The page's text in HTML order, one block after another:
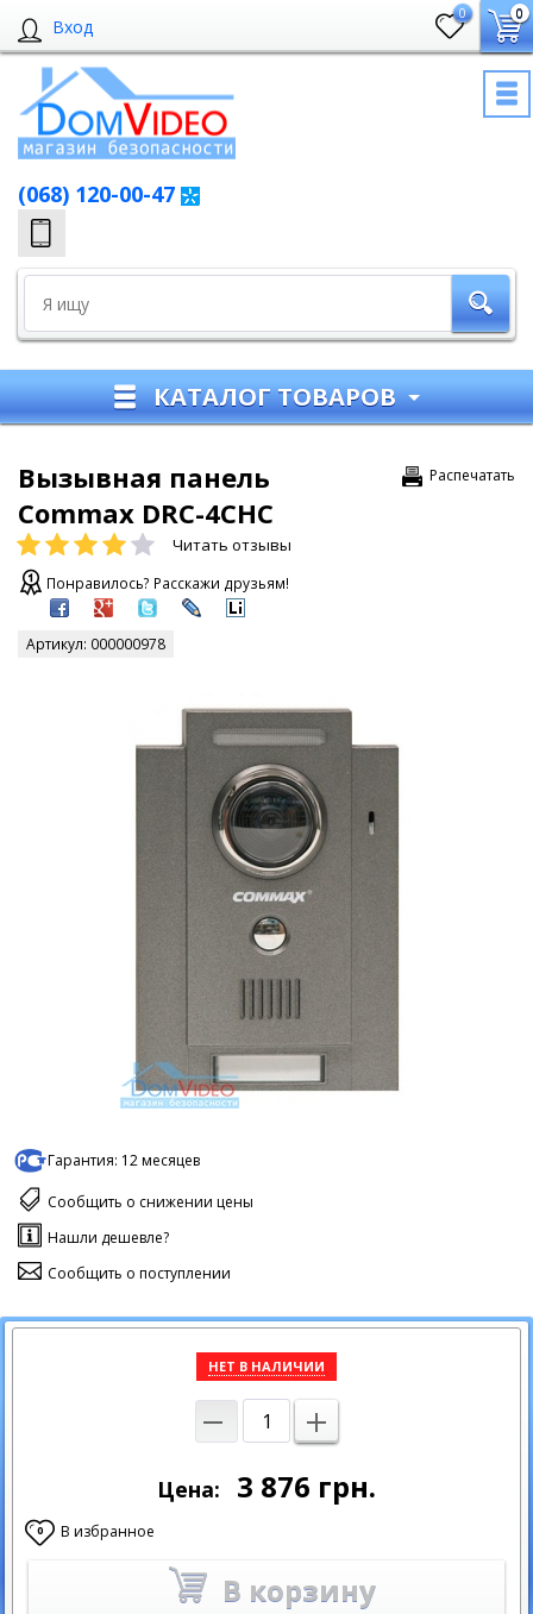
Вход
0 0
(068) 120-00-47
КАТАЛОГ ТОВАРОВ
Распечатать
Вызывная панель
Commax DRC-4CHC
Читать отзывы
Понравилось? Расскажи друзьям!
Артикул: 000000978
Гарантия: 12 месяцев
Сообщить о снижении цены
Нашли дешевле?
Сообщить о поступлении
НЕТ В НАЛИЧИИ
Цена: 3 876 грн.
0 В избранное
В корзину